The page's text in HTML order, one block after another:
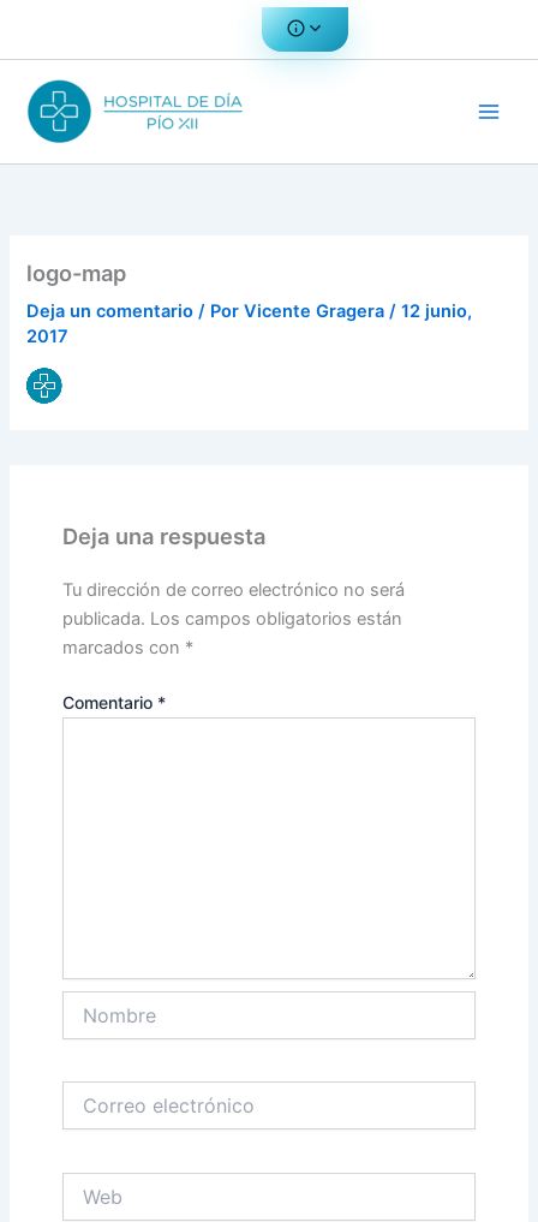
logo-map
Deja un comentario / PorVicente Gragera/12 junio,
2017
Deja una respuesta
Tu dirección de correo electrónico no será
publicada. Los campos obligatorios están
marcados con *
Comentario *
electrónico